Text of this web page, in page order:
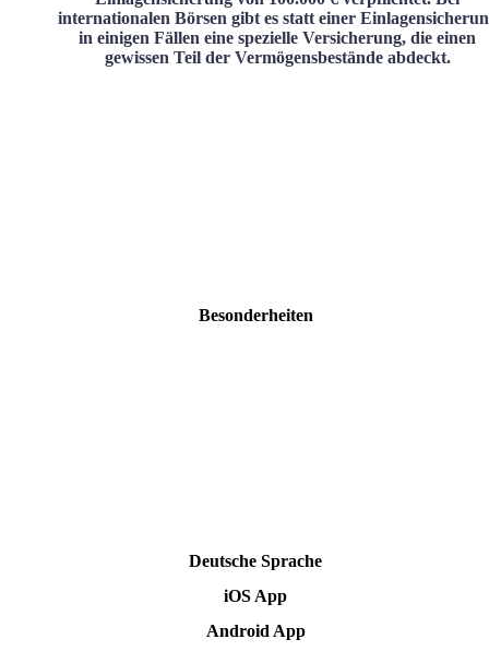
internationalen Börsen gibt es statt einer
in einigen Fällen eine spezielle Versicherung, die einen
gewissen Teil der Vermögensbestände abdeckt.
Besonderheiten
Deutsche Sprache
iOS App
Android App